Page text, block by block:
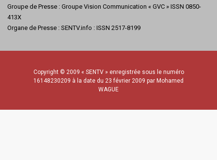
Groupe de Presse : Groupe Vision Communication « GVC » ISSN 0850-
413X
Organe de Presse : SENTV.info : ISSN 2517-8199
Copyright © 2009 « SENTV » enregistrée sous le numéro
16148230209 à la date du 23 février 2009 par Mohamed
WAGUE